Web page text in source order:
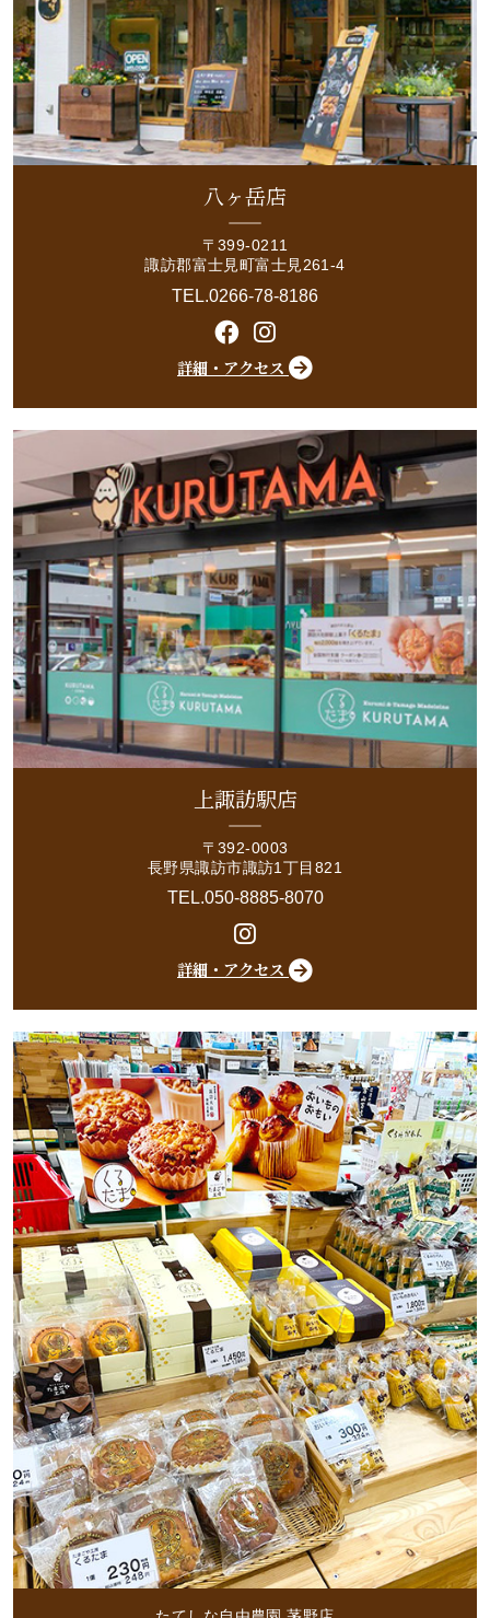
八ヶ岳店
〒399-0211
諏訪郡富士見町富士見261-4
TEL.0266-78-8186
詳細・アクセス
上諏訪駅店
〒392-0003
長野県諏訪市諏訪1丁目821
TEL.050-8885-8070
詳細・アクセス